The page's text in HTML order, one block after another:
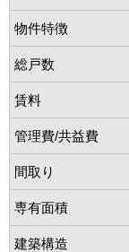
物件特徴
総戸数
賃料
管理費/共益費
間取り
専有面積
建築構造